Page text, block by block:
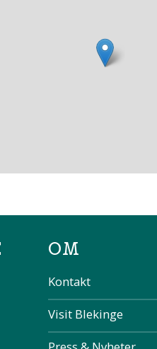
OM
Kontakt
Visit Blekinge